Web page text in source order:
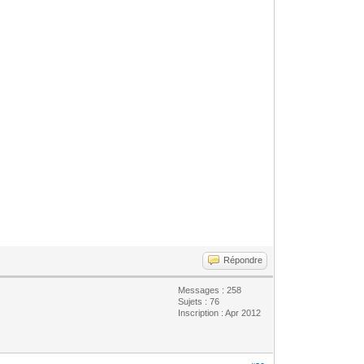
Répondre
Messages : 258
Sujets : 76
Inscription : Apr 2012